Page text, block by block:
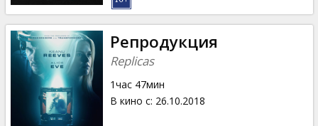
Репродукция
Replicas
1час 47мин
В кино с: 26.10.2018